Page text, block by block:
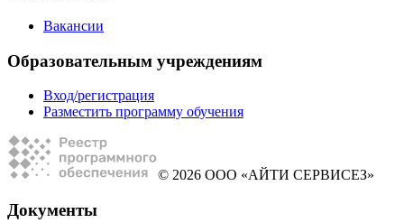
Вакансии
Образовательным учреждениям
Вход/регистрация
Разместить программу обучения
© 2026 ООО «АЙТИ СЕРВИСЕЗ»
Документы